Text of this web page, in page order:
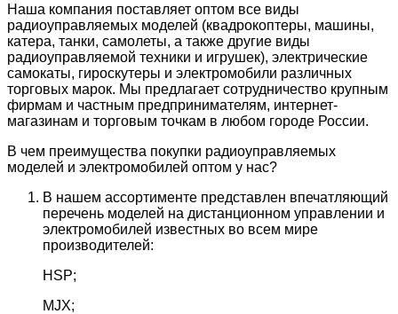
Наша компания поставляет оптом все виды
радиоуправляемых моделей (квадрокоптеры, машины,
катера, танки, самолеты, а также другие виды
радиоуправляемой техники и игрушек), электрические
самокаты, гироскутеры и электромобили различных
торговых марок. Мы предлагает сотрудничество крупным
фирмам и частным предпринимателям, интернет-
магазинам и торговым точкам в любом городе России.
В чем преимущества покупки радиоуправляемых
моделей и электромобилей оптом у нас?
В нашем ассортименте представлен впечатляющий
перечень моделей на дистанционном управлении и
электромобилей известных во всем мире
производителей:
HSP;
MJX;